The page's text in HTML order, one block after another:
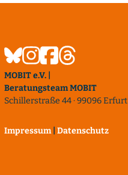
MOBIT e.V. |
Beratungsteam MOBIT
Schillerstraße 44 · 99096 Erfurt
Impressum Datenschutz